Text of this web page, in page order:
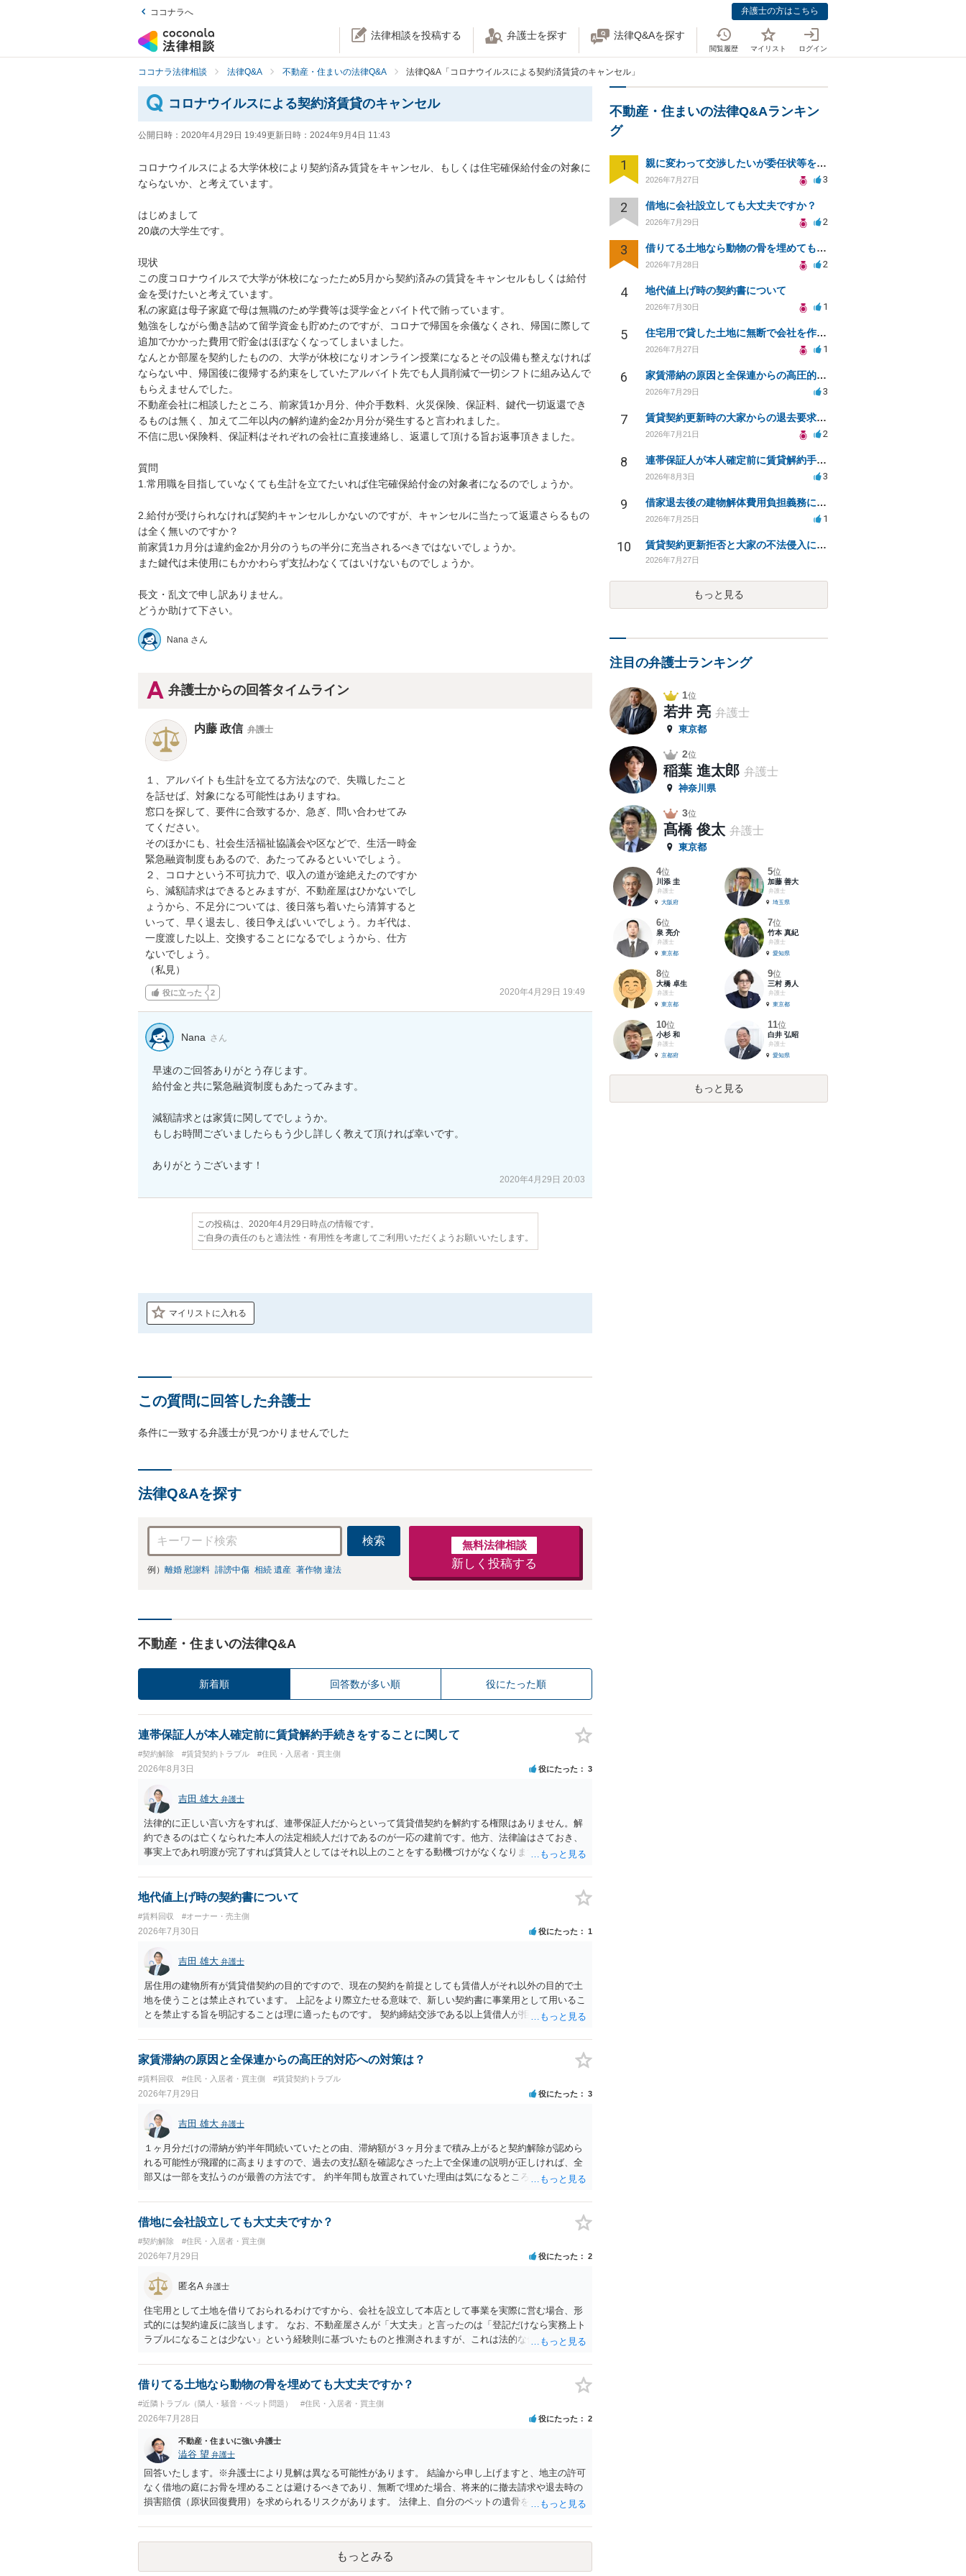
ココナラへ 弁護士の方はこちら
法律相談を投稿する 弁護士を探す 法律Q&Aを探す
閲覧履歴 マイリスト ログイン
ココナラ法律相談 法律Q&A 不動産・住まいの法律Q&A 法律Q&A「コロナウイルスによる契約済賃貸のキャンセル」
コロナウイルスによる契約済賃貸のキャンセル
公開日時： 2020年4月29日 19:49更新日時： 2024年9月4日 11:43
コロナウイルスによる大学休校により契約済み賃貸をキャンセル、もしくは住宅確保給付金の対象に
ならないか、と考えています。
はじめまして
20歳の大学生です。
現状
この度コロナウイルスで大学が休校になったため5月から契約済みの賃貸をキャンセルもしくは給付
金を受けたいと考えています。
私の家庭は母子家庭で母は無職のため学費等は奨学金とバイト代で賄っています。
勉強をしながら働き詰めて留学資金も貯めたのですが、コロナで帰国を余儀なくされ、帰国に際して
追加でかかった費用で貯金はほぼなくなってしまいました。
なんとか部屋を契約したものの、大学が休校になりオンライン授業になるとその設備も整えなければ
ならない中、帰国後に復帰する約束をしていたアルバイト先でも人員削減で一切シフトに組み込んで
もらえませんでした。
不動産会社に相談したところ、前家賃1か月分、仲介手数料、火災保険、保証料、鍵代一切返還でき
るものは無く、加えて二年以内の解約違約金2か月分が発生すると言われました。
不信に思い保険料、保証料はそれぞれの会社に直接連絡し、返還して頂ける旨お返事頂きました。
質問
1.常用職を目指していなくても生計を立てたいれば住宅確保給付金の対象者になるのでしょうか。
2.給付が受けられなければ契約キャンセルしかないのですが、キャンセルに当たって返還さらるもの
は全く無いのですか？
前家賃1カ月分は違約金2か月分のうちの半分に充当されるべきではないでしょうか。
また鍵代は未使用にもかかわらず支払わなくてはいけないものでしょうか。
長文・乱文で申し訳ありません。
どうか助けて下さい。
Nana さん
弁護士からの回答タイムライン
内藤 政信 弁護士
１、アルバイトも生計を立てる方法なので、失職したこと
を話せば、対象になる可能性はありますね。
窓口を探して、要件に合致するか、急ぎ、問い合わせてみ
てください。
そのほかにも、社会生活福祉協議会や区などで、生活一時金
緊急融資制度もあるので、あたってみるといいでしょう。
２、コロナという不可抗力で、収入の道が途絶えたのですか
ら、減額請求はできるとみますが、不動産屋はひかないでし
ょうから、不足分については、後日落ち着いたら清算すると
いって、早く退去し、後日争えばいいでしょう。カギ代は、
一度渡した以上、交換することになるでしょうから、仕方
ないでしょう。
（私見）
役に立った 2 2020年4月29日 19:49
Nana さん
早速のご回答ありがとう存じます。
給付金と共に緊急融資制度もあたってみます。
減額請求とは家賃に関してでしょうか。
もしお時間ございましたらもう少し詳しく教えて頂ければ幸いです。
ありがとうございます！
2020年4月29日 20:03
この投稿は、2020年4月29日時点の情報です。
ご自身の責任のもと適法性・有用性を考慮してご利用いただくようお願いいたします。
マイリストに入れる
この質問に回答した弁護士
条件に一致する弁護士が見つかりませんでした
法律Q&Aを探す
検索
例） 離婚 慰謝料 誹謗中傷 相続 遺産 著作物 違法
無料法律相談
新しく投稿する
不動産・住まいの法律Q&A
新着順 回答数が多い順 役にたった順
連帯保証人が本人確定前に賃貸解約手続きをすることに関して
#契約解除 #賃貸契約トラブル #住民・入居者・買主側
2026年8月3日 役にたった 3
吉田 雄大 弁護士
法律的に正しい言い方をすれば、連帯保証人だからといって賃貸借契約を解約する権限はありません。解
約できるのは亡くなられた本人の法定相続人だけであるのが一応の建前です。他方、法律論はさておき、
事実上であれ明渡が完了すれば賃貸人としてはそれ以上のことをする動機づけがなくなります。 今回進め
が良いと思います。またその方法で進めた方が、連帯保証人であるお知り合いさんにとっても、自身の経
済的負担を最小限に食い止められるため望ましいやり方だといえます。
地代値上げ時の契約書について
#賃料回収 #オーナー・売主側
2026年7月30日 役にたった 1
吉田 雄大 弁護士
居住用の建物所有が賃貸借契約の目的ですので、現在の契約を前提としても賃借人がそれ以外の目的で土
地を使うことは禁止されています。 上記をより際立たせる意味で、新しい契約書に事業用として用いるこ
とを禁止する旨を明記することは理に適ったものです。 契約締結交渉である以上賃借人が拒んだ場合には
家賃滞納の原因と全保連からの高圧的対応への対策は？
#賃料回収 #住民・入居者・買主側 #賃貸契約トラブル
2026年7月29日 役にたった 3
吉田 雄大 弁護士
１ヶ月分だけの滞納が約半年間続いていたとの由、滞納額が３ヶ月分まで積み上がると契約解除が認めら
れる可能性が飛躍的に高まりますので、過去の支払額を確認なさった上で全保連の説明が正しければ、全
部又は一部を支払うのが最善の方法です。 約半年間も放置されていた理由は気になるところですが、中身
借地に会社設立しても大丈夫ですか？
#契約解除 #住民・入居者・買主側
2026年7月29日 役にたった 2
匿名A 弁護士
住宅用として土地を借りておられるわけですから、会社を設立して本店として事業を実際に営む場合、形
式的には契約違反に該当します。 なお、不動産屋さんが「大丈夫」と言ったのは「登記だけなら実務上ト
ラブルになることは少ない」という経験則に基づいたものと推測されますが、これは法的な保証ではあり
で、建物を事務所・店舗用に大きく改築する等までなさらない限り、リスクはそれほど大きくないかもし
れません。 しかしそれでも、大家さんが契約違反を口実に、将来の更新時に更新料の上乗せを要求した
借りてる土地なら動物の骨を埋めても大丈夫ですか？
#近隣トラブル（隣人・騒音・ペット問題） #住民・入居者・買主側
2026年7月28日 役にたった 2
不動産・住まいに強い弁護士
澁谷 望 弁護士
回答いたします。※弁護士により見解は異なる可能性があります。 結論から申し上げますと、地主の許可
なく借地の庭にお骨を埋めることは避けるべきであり、無断で埋めた場合、将来的に撤去請求や退去時の
損害賠償（原状回復費用）を求められるリスクがあります。 法律上、自分のペットの遺骨を埋める行為自
有者は質問者様であっても、土地の所有権はあくまで地主にあります。そのため、地主に無断でお骨を埋
める行為は、他人の所有権を侵害する行為や、借地人としての善管注意義務違反とみなされる可能性が高
いのが私見です。 どうしてもお近くで供養されたい場合は、事前に地主へ相談して許可を得るか、土地に
直接埋めずに大きめの鉢植え等で供養する「プランター葬」や、ペット霊園等への納骨を検討されるのが
もっとみる
不動産・住まいの法律Q&Aランキン
グ
1 親に変わって交渉したいが委任状等を作って大丈夫ですか？
2026年7月27日 3
2 借地に会社設立しても大丈夫ですか？
2026年7月29日 2
3 借りてる土地なら動物の骨を埋めても大丈夫ですか？
2026年7月28日 2
4 地代値上げ時の契約書について
2026年7月30日 1
5 住宅用で貸した土地に無断で会社を作られた。
2026年7月27日 1
6 家賃滞納の原因と全保連からの高圧的対応への対策は？
2026年7月29日 3
7 賃貸契約更新時の大家からの退去要求への法的対応方法は？
2026年7月21日 2
8 連帯保証人が本人確定前に賃貸解約手続きをすることに関して
2026年8月3日 3
9 借家退去後の建物解体費用負担義務についての法的相談（補足説明修正）
2026年7月25日 1
10 賃貸契約更新拒否と大家の不法侵入についての法的対処方法は？
2026年7月27日
もっと見る
注目の弁護士ランキング
1位
若井 亮 弁護士
東京都
2位
稲葉 進太郎 弁護士
神奈川県
3位
髙橋 俊太 弁護士
東京都
4位
川添 圭
弁護士
大阪府
5位
加藤 善大
弁護士
埼玉県
6位
泉 亮介
弁護士
東京都
7位
竹本 真紀
弁護士
愛知県
8位
大橋 卓生
弁護士
東京都
9位
三村 勇人
弁護士
東京都
10位
小杉 和
弁護士
京都府
11位
白井 弘昭
弁護士
愛知県
もっと見る